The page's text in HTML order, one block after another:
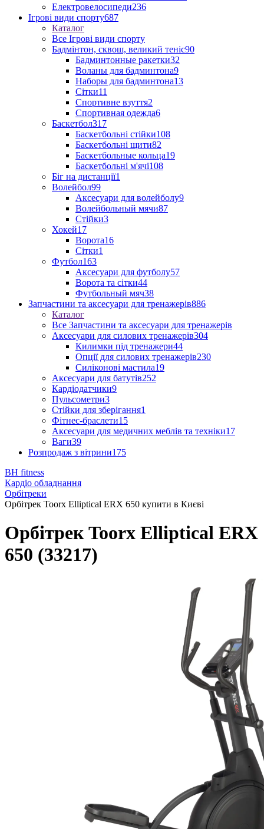
Електровелосипеди236
Ігрові види спорту687
Каталог
Все Ігрові види спорту
Бадмінтон, сквош, великий теніс90
Бадминтонные ракетки32
Воланы для бадминтона9
Наборы для бадминтона13
Сітки11
Спортивне взуття2
Спортивная одежда6
Баскетбол317
Баскетбольні стійки108
Баскетбольні щити82
Баскетбольные кольца19
Баскетбольні м'ячі108
Біг на дистанції1
Волейбол99
Аксесуари для волейболу9
Волейбольный мячи87
Стійки3
Хокей17
Ворота16
Сітки1
Футбол163
Аксесуари для футболу57
Ворота та сітки44
Футбольный мяч38
Запчастини та аксесуари для тренажерів886
Каталог
Все Запчастини та аксесуари для тренажерів
Аксесуари для силових тренажерів304
Килимки під тренажери44
Опції для силових тренажерів230
Силіконові мастила19
Аксесуари для батутів252
Кардіодатчики9
Пульсометри3
Стійки для зберігання1
Фітнес-браслети15
Аксесуари для медичних меблів та техніки17
Ваги39
Розпродаж з вітрини175
BH fitness
Кардіо обладнання
Орбітреки
Орбітрек Toorx Elliptical ERX 650 купити в Києві
Орбітрек Toorx Elliptical ERX
650 (33217)